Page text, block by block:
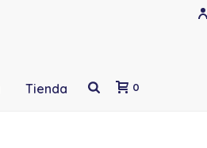
Tienda 0